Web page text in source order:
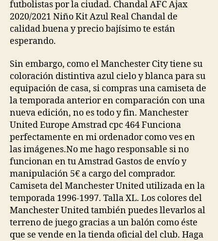
futbolistas por la ciudad. Chandal AFC Ajax
2020/2021 Niño Kit Azul Real Chandal de
calidad buena y precio bajísimo te están
esperando.
Sin embargo, como el Manchester City tiene su
coloración distintiva azul cielo y blanca para su
equipación de casa, si compras una camiseta de
la temporada anterior en comparación con una
nueva edición, no es todo y fin. Manchester
United Europe Amstrad cpc 464 Funciona
perfectamente en mi ordenador como ves en
las imágenes.No me hago responsable si no
funcionan en tu Amstrad Gastos de envío y
manipulación 5€ a cargo del comprador.
Camiseta del Manchester United utilizada en la
temporada 1996-1997. Talla XL. Los colores del
Manchester United también puedes llevarlos al
terreno de juego gracias a un balón como éste
que se vende en la tienda oficial del club. Haga